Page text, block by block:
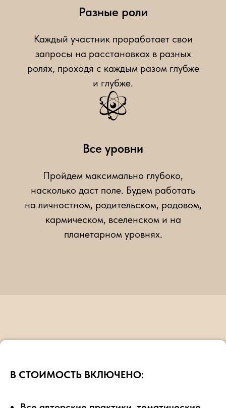
Разные роли
Каждый участник проработает свои
запросы на расстановках в разных
ролях, проходя с каждым разом глубже
и глубже.
Все уровни
Пройдем максимально глубоко,
насколько даст поле. Будем работать
на личностном, родительском, родовом,
кармическом, вселенском и на
планетарном уровнях.
В СТОИМОСТЬ ВКЛЮЧЕНО: